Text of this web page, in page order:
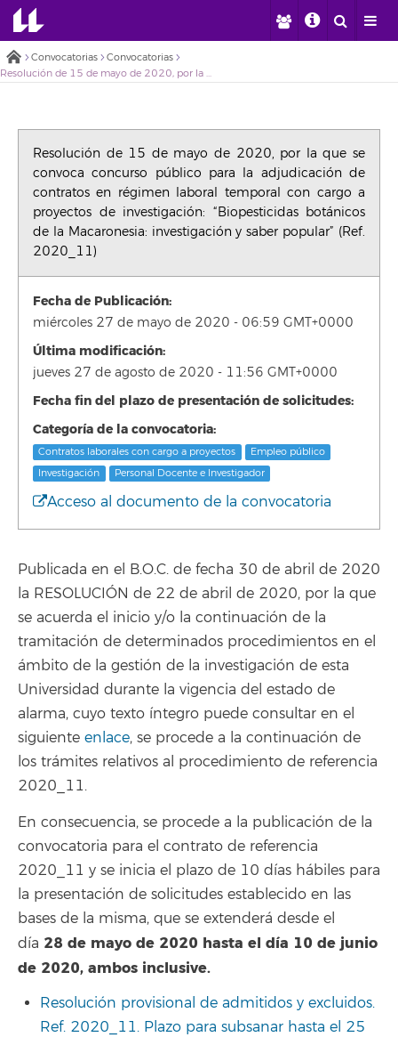
Convocatorias
Convocatorias
Resolución de 15 de mayo de 2020, por la que se convoca concurso público para la adjudicación de contratos en régimen laboral temporal con cargo a proyectos de investigación: “Biopesticidas botánicos de la Macaronesia: investigación y saber popular” (Ref. 2020_11)
Resolución de 15 de mayo de 2020, por la que se
convoca concurso público para la adjudicación de
contratos en régimen laboral temporal con cargo a
proyectos de investigación: “Biopesticidas botánicos
de la Macaronesia: investigación y saber popular” (Ref.
2020_11)
Fecha de Publicación:
miércoles 27 de mayo de 2020 - 06:59 GMT+0000
Última modificación:
jueves 27 de agosto de 2020 - 11:56 GMT+0000
Fecha fin del plazo de presentación de solicitudes:
Categoría de la convocatoria:
Contratos laborales con cargo a proyectos
Empleo público
Investigación
Personal Docente e Investigador
Acceso al documento de la convocatoria
Publicada en el B.O.C. de fecha 30 de abril de 2020
la RESOLUCIÓN de 22 de abril de 2020, por la que
se acuerda el inicio y/o la continuación de la
tramitación de determinados procedimientos en el
ámbito de la gestión de la investigación de esta
Universidad durante la vigencia del estado de
alarma, cuyo texto íntegro puede consultar en el
siguiente enlace, se procede a la continuación de
los trámites relativos al procedimiento de referencia
2020_11.
En consecuencia, se procede a la publicación de la
convocatoria para el contrato de referencia
2020_11 y se inicia el plazo de 10 días hábiles para
la presentación de solicitudes establecido en las
bases de la misma, que se extenderá desde el
día 28 de mayo de 2020 hasta el día 10 de junio
de 2020, ambos inclusive.
Resolución provisional de admitidos y excluidos.
Ref. 2020_11. Plazo para subsanar hasta el 25